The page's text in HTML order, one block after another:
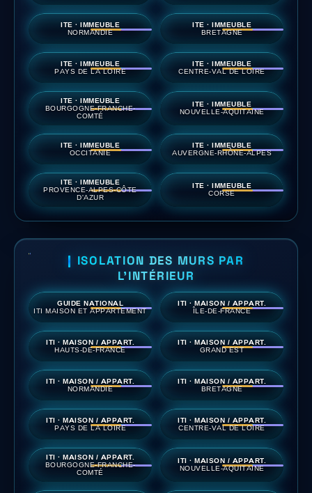
ITE · IMMEUBLE
NORMANDIE
ITE · IMMEUBLE
BRETAGNE
ITE · IMMEUBLE
PAYS DE LA LOIRE
ITE · IMMEUBLE
CENTRE-VAL DE LOIRE
ITE · IMMEUBLE
BOURGOGNE-FRANCHE-
COMTÉ
ITE · IMMEUBLE
NOUVELLE-AQUITAINE
ITE · IMMEUBLE
OCCITANIE
ITE · IMMEUBLE
AUVERGNE-RHÔNE-ALPES
ITE · IMMEUBLE
PROVENCE-ALPES-CÔTE
D'AZUR
ITE · IMMEUBLE
CORSE
ISOLATION DES MURS PAR
L'INTÉRIEUR
GUIDE NATIONAL
ITI MAISON ET APPARTEMENT
ITI · MAISON / APPART.
ÎLE-DE-FRANCE
ITI · MAISON / APPART.
HAUTS-DE-FRANCE
ITI · MAISON / APPART.
GRAND EST
ITI · MAISON / APPART.
NORMANDIE
ITI · MAISON / APPART.
BRETAGNE
ITI · MAISON / APPART.
PAYS DE LA LOIRE
ITI · MAISON / APPART.
CENTRE-VAL DE LOIRE
ITI · MAISON / APPART.
BOURGOGNE-FRANCHE-
COMTÉ
ITI · MAISON / APPART.
NOUVELLE-AQUITAINE